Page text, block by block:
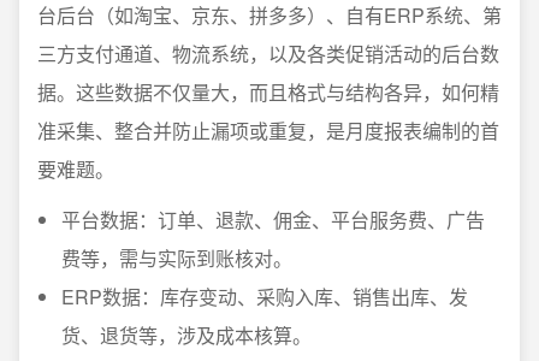
台后台（如淘宝、京东、拼多多）、自有ERP系统、第
三方支付通道、物流系统，以及各类促销活动的后台数
据。这些数据不仅量大，而且格式与结构各异，如何精
准采集、整合并防止漏项或重复，是月度报表编制的首
要难题。
平台数据：订单、退款、佣金、平台服务费、广告
费等，需与实际到账核对。
ERP数据：库存变动、采购入库、销售出库、发
货、退货等，涉及成本核算。